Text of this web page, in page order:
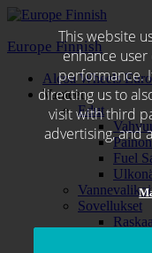
Skip
content
Europe Finnish
Alcoa Wheels
Vanteet
Edut
Fuel
Sovellukset
This website
enhance
performance.
directing us to
visit with third
advertising, and